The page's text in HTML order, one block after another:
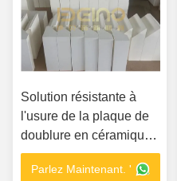
Solution résistante à
l'usure de la plaque de
doublure en céramique
ZTA dans l'industrie
minière internationale
Parlez Maintenant. '